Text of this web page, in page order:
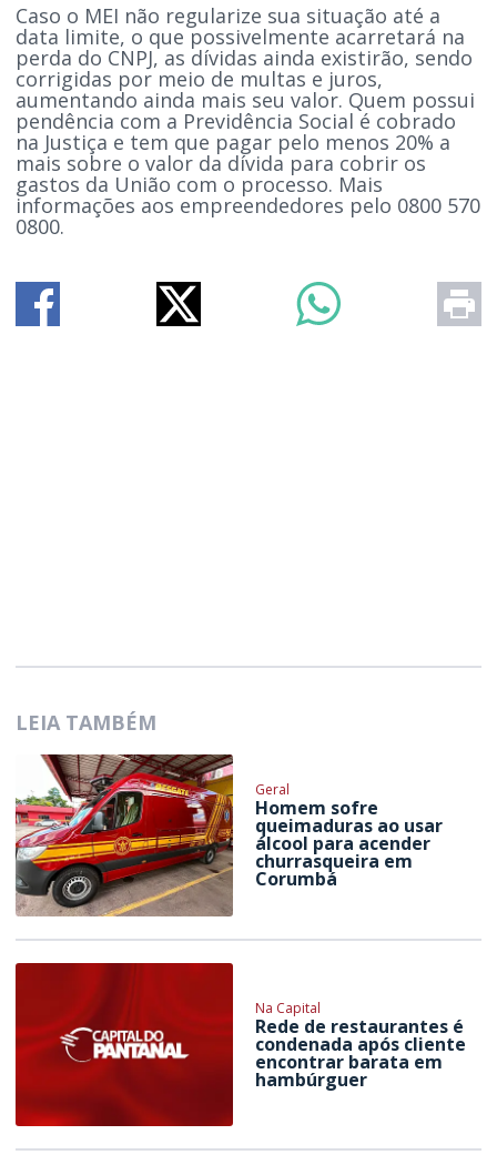
Caso o MEI não regularize sua situação até a
data limite, o que possivelmente acarretará na
perda do CNPJ, as dívidas ainda existirão, sendo
corrigidas por meio de multas e juros,
aumentando ainda mais seu valor. Quem possui
pendência com a Previdência Social é cobrado
na Justiça e tem que pagar pelo menos 20% a
mais sobre o valor da dívida para cobrir os
gastos da União com o processo. Mais
informações aos empreendedores pelo 0800 570
0800.
LEIA TAMBÉM
Geral
Homem sofre
queimaduras ao usar
álcool para acender
churrasqueira em
Corumbá
Na Capital
Rede de restaurantes é
condenada após cliente
encontrar barata em
hambúrguer